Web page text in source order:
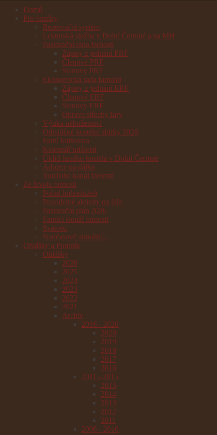
Domů
Pro farníky
Rezervační systém
Lektorská služba v Dolní Čermné a na MH
Pastorační rada farnosti
Zápisy z jednání PRF
Členové PRF
Stanovy PRF
Ekonomická rada farnosti
Zápisy z jednání ERF
Členové ERF
Stanovy ERF
Oprava střechy fary
Výuka náboženství
Odváděné kostelní sbírky 2026
Farní knihovna
Kalendář událostí
Úklid farního kostela v Dolní Čermné
Adopce na dálku
YouTube kanál farnosti
Ze života farnosti
Pořad bohoslužeb
Pravidelné aktivity na faře
Pastorační plán 2026
Farníci slouží farnosti
Svátosti
Nadčasově aktuální...
Ohlášky a Poutník
Ohlášky
2026
2025
2024
2023
2022
2021
Archiv
2016 - 2020
2020
2019
2018
2017
2016
2011 - 2015
2015
2014
2013
2012
2011
2006 - 2010